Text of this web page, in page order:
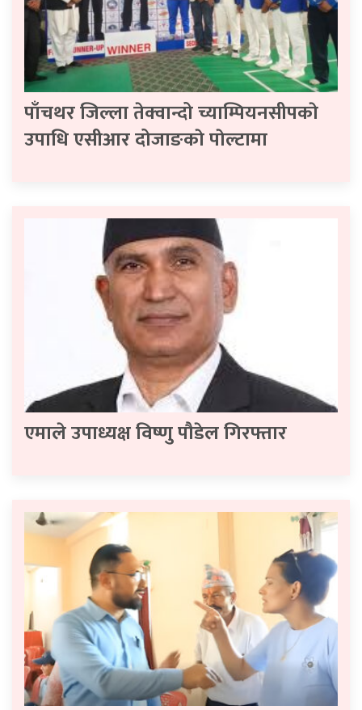
पाँचथर जिल्ला तेक्वान्दो च्याम्पियनसीपकाे
उपाधि एसीआर दोजाङकाे पाेल्टामा
एमाले उपाध्यक्ष विष्णु पौडेल गिरफ्तार